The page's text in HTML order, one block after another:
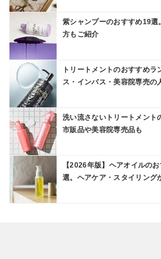
紫シャンプーのおすすめ19
方もご紹介
トリートメントのおすすめ
ス・インバス・美容院専売の
洗い流さないトリートメント
市販品や美容院専売品も
【2026年版】ヘアオイルの
選。ヘアケア・スタイリング